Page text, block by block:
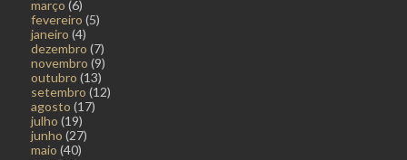
março (6)
fevereiro (5)
janeiro (4)
dezembro (7)
novembro (9)
outubro (13)
setembro (12)
agosto (17)
julho (19)
junho (27)
maio (40)